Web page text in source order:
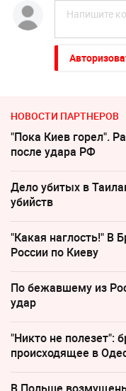
НОВОСТИ ПАРТНЕРОВ
"Пока Киев горел".
после удара РФ
Дело убитых в
убийств
"Какая наглость!" В
России по Киеву
По бежавшему из
удар
"Никто не полезет":
происходящее в